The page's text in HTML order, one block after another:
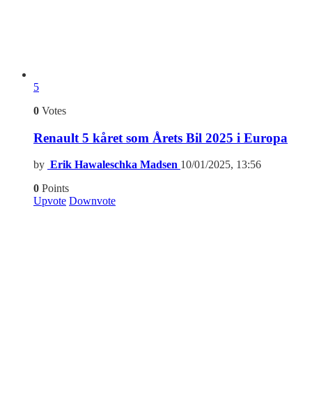
5
0 Votes
Renault 5 kåret som Årets Bil 2025 i Europa
by Erik Hawaleschka Madsen 10/01/2025, 13:56
0 Points
Upvote Downvote